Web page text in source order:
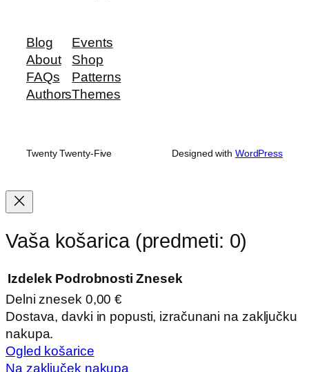
Blog
About
FAQs
Authors
Events
Shop
Patterns
Themes
Twenty Twenty-Five Designed with WordPress
Vaša košarica (predmeti: 0)
Izdelki
v
košarici
Izdelek Podrobnosti Znesek
Delni znesek 0,00 €
Dostava, davki in popusti, izračunani na zaključku
nakupa.
Ogled košarice
Na zaključek nakupa